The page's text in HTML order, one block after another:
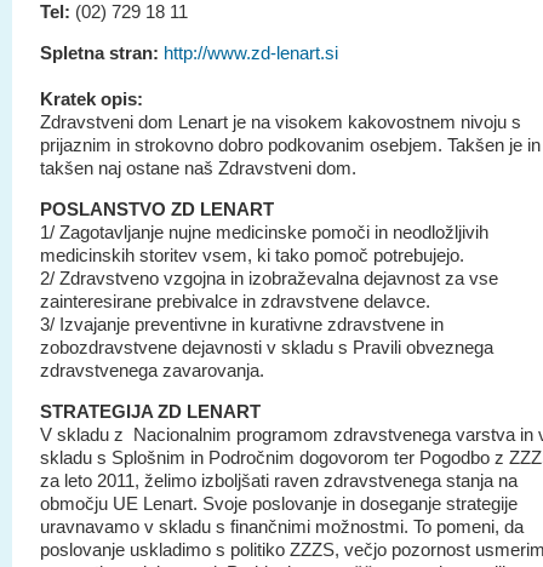
Tel: (02) 729 18 11
Spletna stran: http://www.zd-lenart.si
Kratek opis:
Zdravstveni dom Lenart je na visokem kakovostnem nivoju s
prijaznim in strokovno dobro podkovanim osebjem. Takšen je in
takšen naj ostane naš Zdravstveni dom.
POSLANSTVO ZD LENART
1/ Zagotavljanje nujne medicinske pomoči in neodložljivih
medicinskih storitev vsem, ki tako pomoč potrebujejo.
2/ Zdravstveno vzgojna in izobraževalna dejavnost za vse
zainteresirane prebivalce in zdravstvene delavce.
3/ Izvajanje preventivne in kurativne zdravstvene in
zobozdravstvene dejavnosti v skladu s Pravili obveznega
zdravstvenega zavarovanja.
STRATEGIJA ZD LENART
V skladu z Nacionalnim programom zdravstvenega varstva in
skladu s Splošnim in Področnim dogovorom ter Pogodbo z
za leto 2011, želimo izboljšati raven zdravstvenega stanja na
območju UE Lenart. Svoje poslovanje in doseganje strategije
uravnavamo v skladu s finančnimi možnostmi. To pomeni, da
poslovanje uskladimo s politiko ZZZS, večjo pozornost